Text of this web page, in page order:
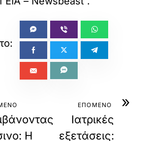
Η
»
ΕΠΟΜΕΝΟ
Ιατρικές
εξετάσεις: